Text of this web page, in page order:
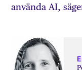
använda AI,